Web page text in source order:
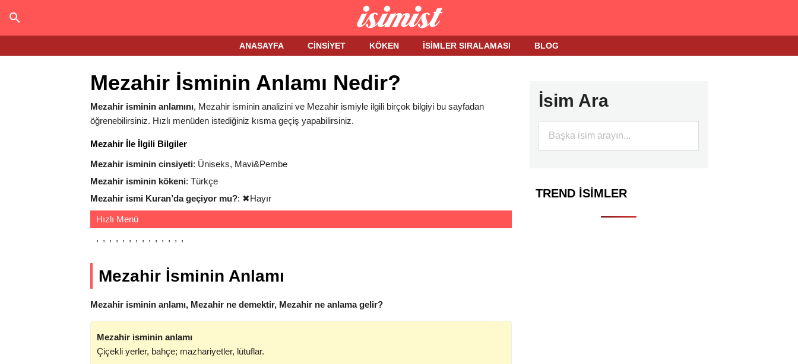
ANASAYFA CINSIYET KÖKEN İSIMLER SIRALAMASI BLOG
Mezahir İsminin Anlamı Nedir?
Mezahir isminin anlamını, Mezahir isminin analizini ve Mezahir ismiyle ilgili birçok bilgiyi bu sayfadan
öğrenebilirsiniz. Hızlı menüden istediğiniz kısma geçiş yapabilirsiniz.
Mezahir İle İlgili Bilgiler
Mezahir isminin cinsiyeti: Üniseks, Mavi&Pembe
Mezahir isminin kökeni: Türkçe
Mezahir ismi Kuran’da geçiyor mu?: ✖Hayır
Hızlı Menü
Mezahir İsminin Anlamı
Mezahir isminin anlamı, Mezahir ne demektir, Mezahir ne anlama gelir?
Mezahir isminin anlamı
Çiçekli yerler, bahçe; mazhariyetler, lütuflar.
İsim Ara
TREND İSIMLER